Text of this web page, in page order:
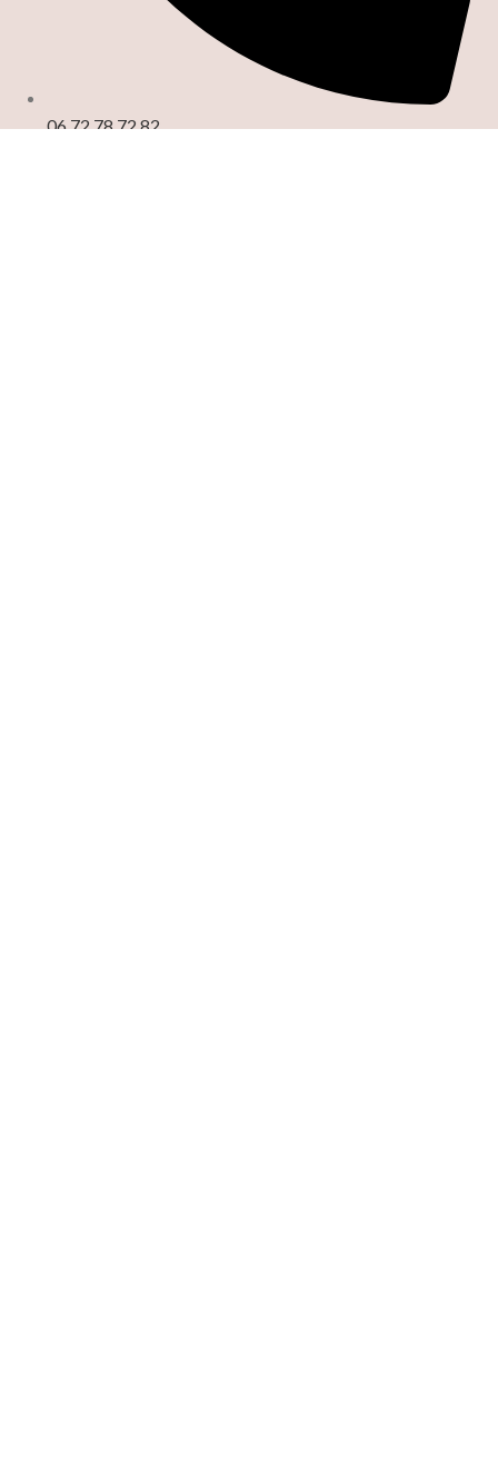
06.72.78.72.82